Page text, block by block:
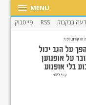
MENU
בבקבוק RSS פייסבוק